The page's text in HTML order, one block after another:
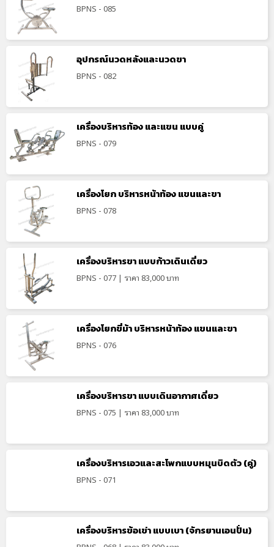
BPNS - 085
อุปกรณ์นวดหลังและนวดขา
BPNS - 082
เครื่องบริหารท้อง และแขน แบบคู่
BPNS - 079
เครื่องโยก บริหารหน้าท้อง แขนและขา
BPNS - 078
เครื่องบริหารขา แบบก้าวเดินเดี่ยว
BPNS - 077 | ราคา 83,000 บาท
เครื่องโยกขี่ม้า บริหารหน้าท้อง แขนและขา
BPNS - 076
เครื่องบริหารขา แบบเดินอากาศเดี่ยว
BPNS - 075 | ราคา 83,000 บาท
เครื่องบริหารเอวและสะโพกแบบหมุนบิดตัว (คู่)
BPNS - 071
เครื่องบริหารข้อเข่า แบบเบา (จักรยานเอนปั่น)